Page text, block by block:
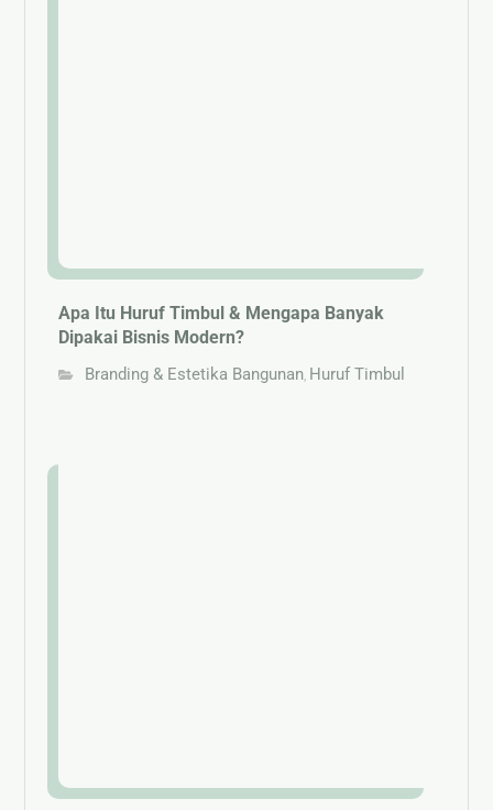
Apa Itu Huruf Timbul & Mengapa Banyak
Dipakai Bisnis Modern?
Branding & Estetika Bangunan, Huruf Timbul